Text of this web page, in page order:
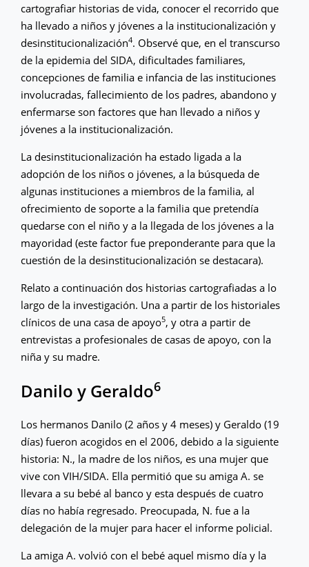
cartografiar historias de vida, conocer el recorrido que
ha llevado a niños y jóvenes a la institucionalización y
desinstitucionalización4. Observé que, en el transcurso
de la epidemia del SIDA, dificultades familiares,
concepciones de familia e infancia de las instituciones
involucradas, fallecimiento de los padres, abandono y
enfermarse son factores que han llevado a niños y
jóvenes a la institucionalización.
La desinstitucionalización ha estado ligada a la
adopción de los niños o jóvenes, a la búsqueda de
algunas instituciones a miembros de la familia, al
ofrecimiento de soporte a la familia que pretendía
quedarse con el niño y a la llegada de los jóvenes a la
mayoridad (este factor fue preponderante para que la
cuestión de la desinstitucionalización se destacara).
Relato a continuación dos historias cartografiadas a lo
largo de la investigación. Una a partir de los historiales
clínicos de una casa de apoyo5, y otra a partir de
entrevistas a profesionales de casas de apoyo, con la
niña y su madre.
Danilo y Geraldo6
Los hermanos Danilo (2 años y 4 meses) y Geraldo (19
días) fueron acogidos en el 2006, debido a la siguiente
historia: N., la madre de los niños, es una mujer que
vive con VIH/SIDA. Ella permitió que su amiga A. se
llevara a su bebé al banco y esta después de cuatro
días no había regresado. Preocupada, N. fue a la
delegación de la mujer para hacer el informe policial.
La amiga A. volvió con el bebé aquel mismo día y la